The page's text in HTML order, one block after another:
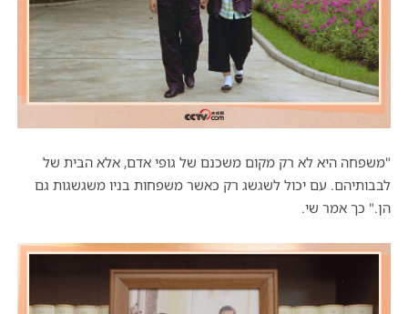
"משפחה היא לא רק מקום משכנם של גופי אדם, אלא הבית של
לבבותיהם. עם יכול לשגשג רק כאשר משפחות בניו משגשגות גם
הן." כך אמר שי.